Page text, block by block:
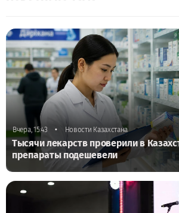
Вчера, 15:43 • Новости Казахстана
Тысячи лекарств проверили в
препараты подешевели